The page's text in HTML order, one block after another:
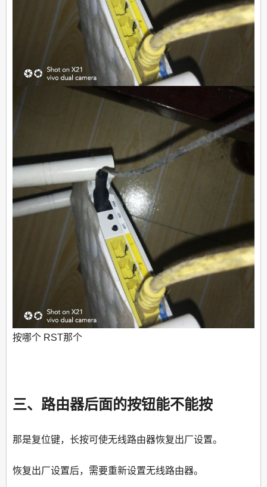
按哪个 RST那个
三、路由器后面的按钮能不能按
那是复位键，长按可使无线路由器恢复出厂设置。
恢复出厂设置后，需要重新设置无线路由器。